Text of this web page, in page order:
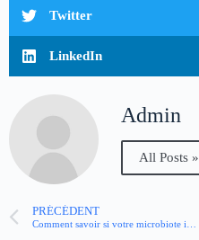
Twitter
LinkedIn
Admin
All Posts »
PRÉCÉDENT
Comment savoir si votre microbiote intestinal est déséquilibré ?